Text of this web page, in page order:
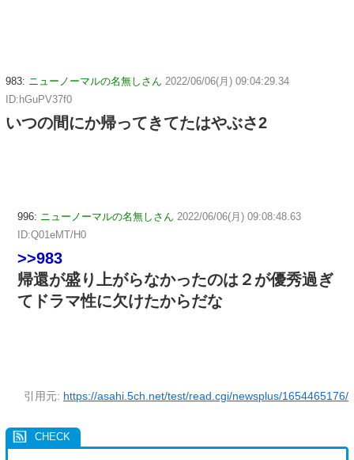
983: ニューノーマルの名無しさん 2022/06/06(月) 09:04:29.34
ID:hGuPV37f0
いつの間にか帰ってきてたはやぶさ2
996: ニューノーマルの名無しさん 2022/06/06(月) 09:08:48.63
ID:Q01eMT/H0
>>983
帰還が盛り上がらなかったのは２が優秀過ぎ
てドラマ性に欠けたからだな
引用元: https://asahi.5ch.net/test/read.cgi/newsplus/1654465176/